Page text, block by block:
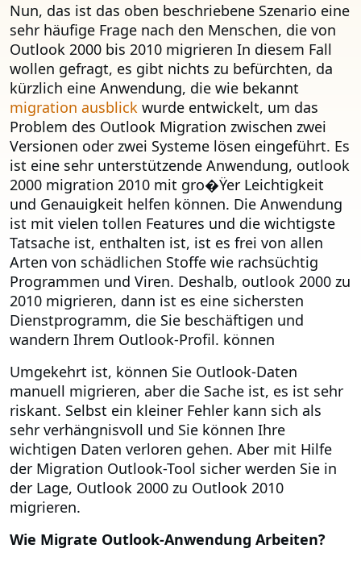
Nun, das ist das oben beschriebene Szenario eine
sehr häufige Frage nach den Menschen, die von
Outlook 2000 bis 2010 migrieren In diesem Fall
wollen gefragt, es gibt nichts zu befürchten, da
kürzlich eine Anwendung, die wie bekannt
migration ausblick wurde entwickelt, um das
Problem des Outlook Migration zwischen zwei
Versionen oder zwei Systeme lösen eingeführt. Es
ist eine sehr unterstützende Anwendung, outlook
2000 migration 2010 mit gro�Ÿer Leichtigkeit
und Genauigkeit helfen können. Die Anwendung
ist mit vielen tollen Features und die wichtigste
Tatsache ist, enthalten ist, ist es frei von allen
Arten von schädlichen Stoffe wie rachsüchtig
Programmen und Viren. Deshalb, outlook 2000 zu
2010 migrieren, dann ist es eine sichersten
Dienstprogramm, die Sie beschäftigen und
wandern Ihrem Outlook-Profil. können
Umgekehrt ist, können Sie Outlook-Daten
manuell migrieren, aber die Sache ist, es ist sehr
riskant. Selbst ein kleiner Fehler kann sich als
sehr verhängnisvoll und Sie können Ihre
wichtigen Daten verloren gehen. Aber mit Hilfe
der Migration Outlook-Tool sicher werden Sie in
der Lage, Outlook 2000 zu Outlook 2010
migrieren.
Wie Migrate Outlook-Anwendung Arbeiten?